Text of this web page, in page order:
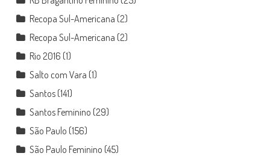
Recopa Sul-Americana (2)
Recopa Sul-Americana (2)
Rio 2016 (1)
Salto com Vara (1)
Santos(141)
Santos Feminino (29)
São Paulo (156)
São Paulo Feminino (45)